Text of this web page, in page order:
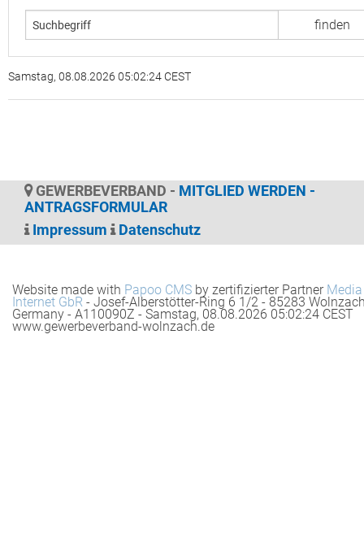
Samstag, 08.08.2026 05:02:24 CEST
GEWERBEVERBAND - MITGLIED WERDEN -
ANTRAGSFORMULAR
Impressum
Datenschutz
Website made with Papoo CMS by zertifizierter Partner Media
Internet GbR - Josef-Alberstötter-Ring 6 1/2 - 85283
Germany - A110090Z - Samstag, 08.08.2026 05:02:24 CEST
www.gewerbeverband-wolnzach.de